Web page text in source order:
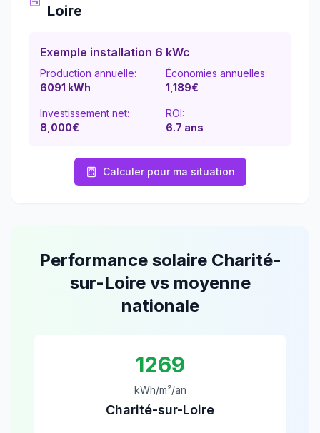
Loire
Exemple installation 6 kWc
Production annuelle:
6091 kWh
Économies annuelles:
1,189€
Investissement net:
8,000€
ROI:
6.7 ans
Calculer pour ma situation
Performance solaire Charité-
sur-Loirevs moyenne
nationale
1269
kWh/m²/an
Charité-sur-Loire